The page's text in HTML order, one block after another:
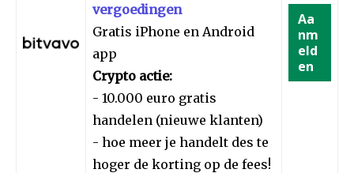
vergoedingen
Gratis iPhone en Android
app
Crypto actie:
- 10.000 euro gratis
handelen (nieuwe klanten)
- hoe meer je handelt des te
hoger de korting op de fees!
Aa
nm
eld
en